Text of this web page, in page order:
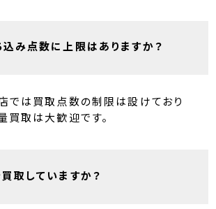
み点数に上限はありますか？
では買取点数の制限は設けており
買取は大歓迎です。
取していますか？